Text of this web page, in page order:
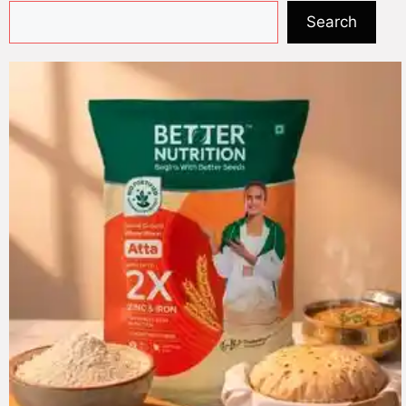
Search